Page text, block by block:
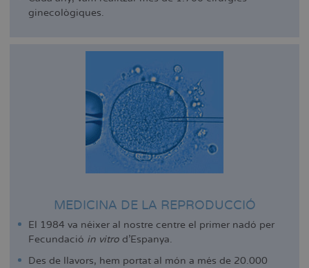
ginecològiques.
MEDICINA DE LA REPRODUCCIÓ
El 1984 va néixer al nostre centre el primer nadó per
Fecundació in vitro d'Espanya.
Des de llavors, hem portat al món a més de 20.000